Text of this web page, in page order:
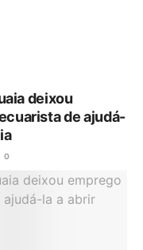
deixou
de ajudá-
0